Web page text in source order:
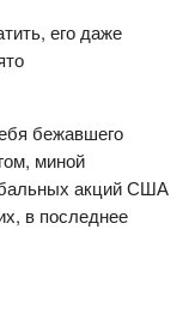
его даже
бежавшего
миной
акций США
в последнее